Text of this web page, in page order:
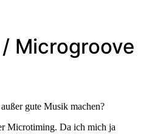
Microgroove
gute Musik machen?
Microtiming. Da ich mich ja